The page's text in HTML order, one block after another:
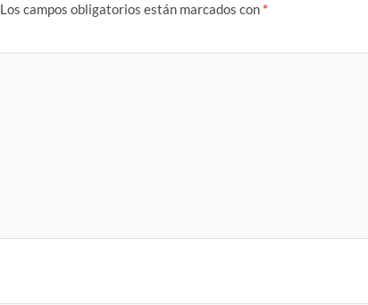
Los campos obligatorios están marcados con *